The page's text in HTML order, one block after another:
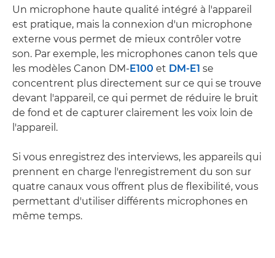
Un microphone haute qualité intégré à l'appareil
est pratique, mais la connexion d'un microphone
externe vous permet de mieux contrôler votre
son. Par exemple, les microphones canon tels que
les modèles Canon DM-E100 et DM-E1 se
concentrent plus directement sur ce qui se trouve
devant l'appareil, ce qui permet de réduire le bruit
de fond et de capturer clairement les voix loin de
l'appareil.
Si vous enregistrez des interviews, les appareils qui
prennent en charge l'enregistrement du son sur
quatre canaux vous offrent plus de flexibilité, vous
permettant d'utiliser différents microphones en
même temps.